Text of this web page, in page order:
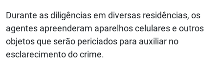
Durante as diligências em diversas residências, os
agentes apreenderam aparelhos celulares e outros
objetos que serão periciados para auxiliar no
esclarecimento do crime.